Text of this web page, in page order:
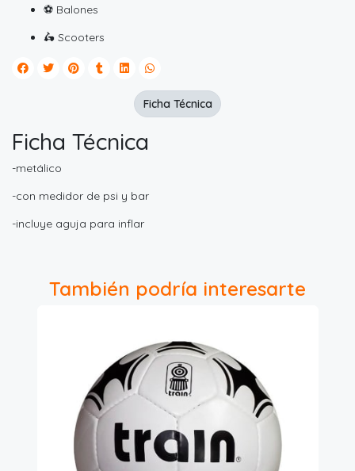
⚽ Balones
🛵 Scooters
Ficha Técnica
-metálico
-con medidor de psi y bar
-incluye aguja para inflar
Ficha Técnica
También podría interesarte